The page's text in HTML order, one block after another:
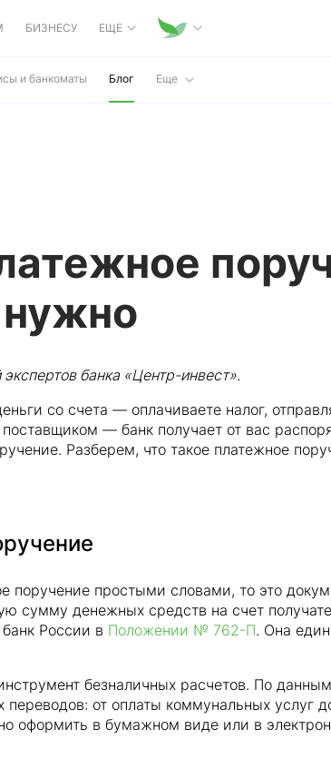
БИЗНЕСУ ЕЩЕ
и банкоматы Блог Еще
банка «Центр-инвест».
со счета — оплачиваете налог,
— банк получает от вас
Разберем, что такое платежное
поручение простыми словами, то это
сумму денежных средств на счет
России в Положении № 762-П. Она
безналичных расчетов. По
переводов: от оплаты коммунальных услуг
оформить в бумажном виде или в